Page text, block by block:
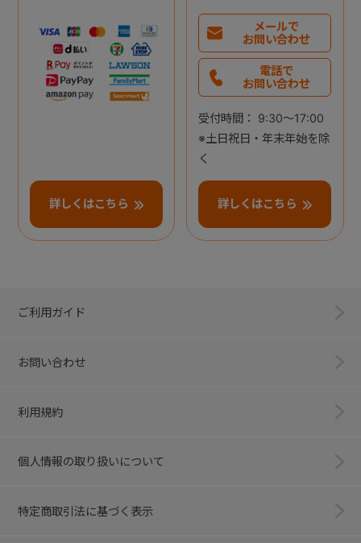
詳しくはこちら
メールで
お問い合わせ
電話で
お問い合わせ
受付時間： 9:30～17:00
※土日祝日・年末年始を除
く
詳しくはこちら
ご利用ガイド
お問い合わせ
利用規約
個人情報の取り扱いについて
特定商取引法に基づく表示